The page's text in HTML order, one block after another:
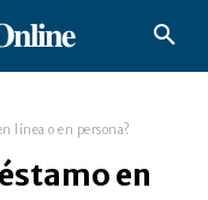
línea o en persona?
en